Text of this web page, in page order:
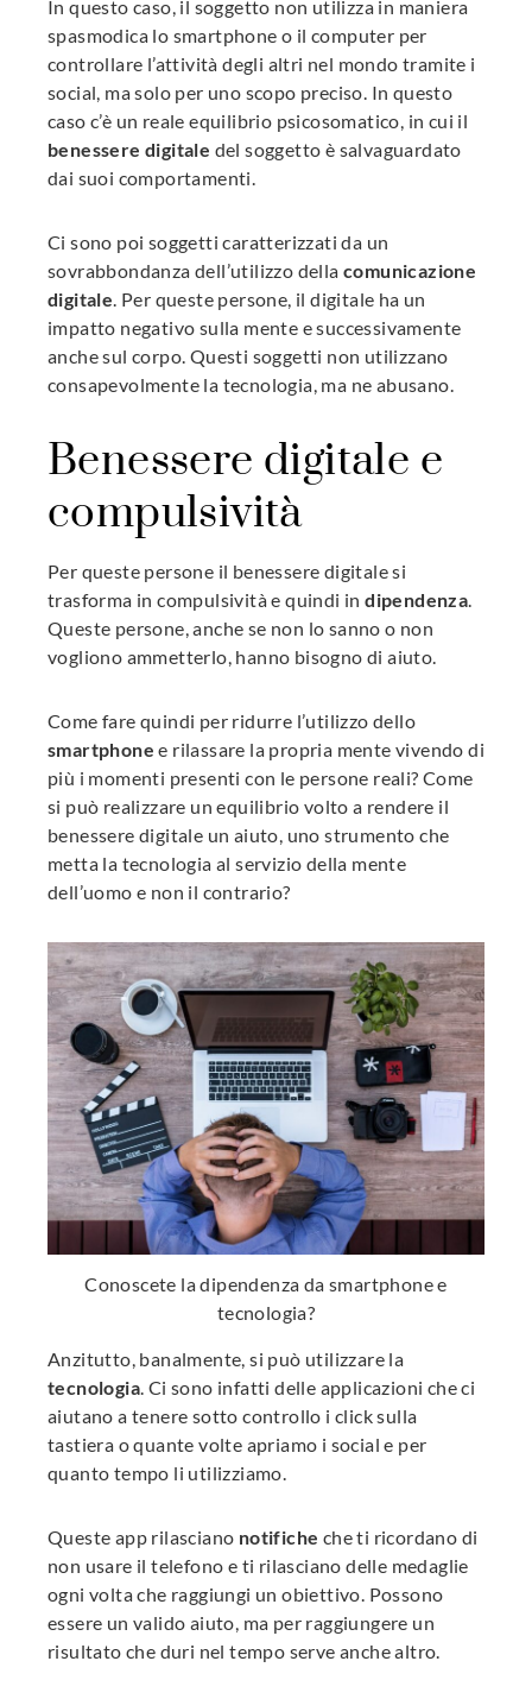
In questo caso, il soggetto non utilizza in maniera
spasmodica lo smartphone o il computer per
controllare l’attività degli altri nel mondo tramite i
social, ma solo per uno scopo preciso. In questo
caso c’è un reale equilibrio psicosomatico, in cui il
benessere digitale del soggetto è salvaguardato
dai suoi comportamenti.
Ci sono poi soggetti caratterizzati da un
sovrabbondanza dell’utilizzo della comunicazione
digitale. Per queste persone, il digitale ha un
impatto negativo sulla mente e successivamente
anche sul corpo. Questi soggetti non utilizzano
consapevolmente la tecnologia, ma ne abusano.
Benessere digitale e
compulsività
Per queste persone il benessere digitale si
trasforma in compulsività e quindi indipendenza.
Queste persone, anche se non lo sanno o non
vogliono ammetterlo, hanno bisogno di aiuto.
Come fare quindi per ridurre l’utilizzo dello
smartphone e rilassare la propria mente vivendo di
più i momenti presenti con le persone reali? Come
si può realizzare un equilibrio volto a rendere il
benessere digitale un aiuto, uno strumento che
metta la tecnologia al servizio della mente
dell’uomo e non il contrario?
Conoscete la dipendenza da smartphone e
tecnologia?
Anzitutto, banalmente, si può utilizzare la
tecnologia. Ci sono infatti delle applicazioni che ci
aiutano a tenere sotto controllo i click sulla
tastiera o quante volte apriamo i social e per
quanto tempo li utilizziamo.
Queste app rilasciano notifiche che ti ricordano di
non usare il telefono e ti rilasciano delle medaglie
ogni volta che raggiungi un obiettivo. Possono
essere un valido aiuto, ma per raggiungere un
risultato che duri nel tempo serve anche altro.